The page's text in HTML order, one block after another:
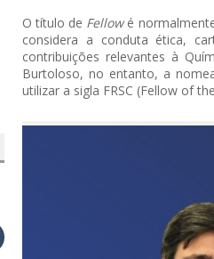
O título de Fellowé
considera a conduta ética,
contribuições relevantes à
Burtoloso, no entanto, a
utilizar a sigla FRSC (Fellow of
Journal of Separation Science